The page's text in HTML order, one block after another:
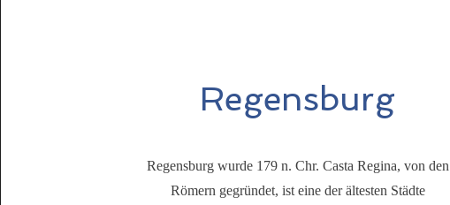
Regensburg
Regensburg wurde 179 n. Chr. Casta Regina, von den
Römern gegründet, ist eine der ältesten Städte